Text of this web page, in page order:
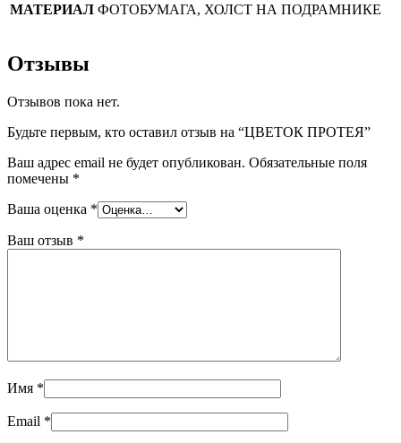
МАТЕРИАЛ ФОТОБУМАГА, ХОЛСТ НА ПОДРАМНИКЕ
Отзывы
Отзывов пока нет.
Будьте первым, кто оставил отзыв на “ЦВЕТОК ПРОТЕЯ”
Ваш адрес email не будет опубликован. Обязательные поля
помечены *
Ваша оценка *
Ваш отзыв *
Имя *
Email *